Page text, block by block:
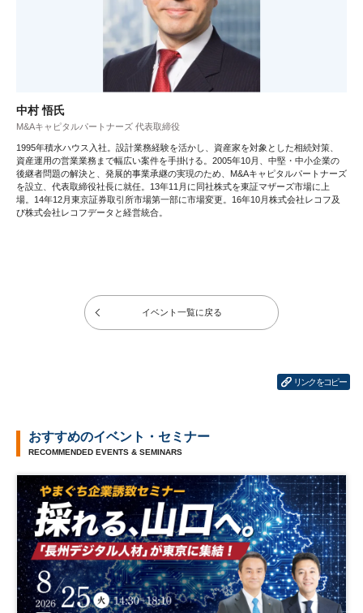
中村 悟氏
M&Aキャピタルパートナーズ 代表取締役
1995年積水ハウス入社。設計業務経験を活かし、資産家を対象とした相続対策、
資産運用の営業業務まで幅広い案件を手掛ける。2005年10月、中堅・中小企業の
後継者問題の解決と、発展的事業承継の実現のため、M&Aキャピタルパートナーズ
を設立、代表取締役社長に就任。13年11月に同社株式を東証マザーズ市場に上
場。14年12月東京証券取引所市場第一部に市場変更。16年10月株式会社レコフ及
び株式会社レコフデータと経営統合。
イベント一覧に戻る
リンクをコピー
おすすめのイベント・セミナー
RECOMMENDED EVENTS & SEMINARS